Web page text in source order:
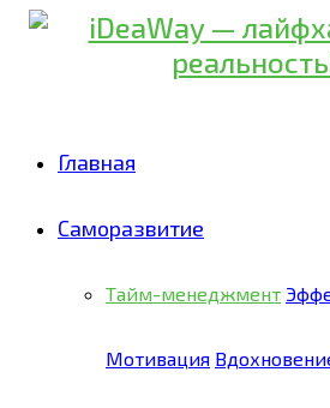
Главная
Саморазвитие
Тайм-менеджмент
Мотивация